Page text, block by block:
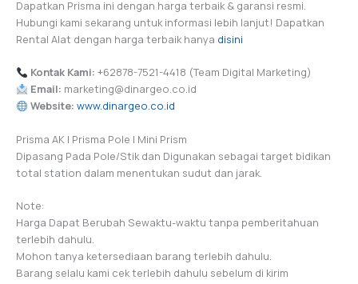
Dapatkan Prisma ini dengan harga terbaik & garansi resmi.
Hubungi kami sekarang untuk informasi lebih lanjut! Dapatkan
Rental Alat dengan harga terbaik hanya disini
Kontak Kami: +62878-7521-4418 (Team Digital Marketing)
Email: marketing@dinargeo.co.id
Website: www.dinargeo.co.id
Prisma AK | Prisma Pole | Mini Prism
Dipasang Pada Pole/Stik dan Digunakan sebagai target bidikan
total station dalam menentukan sudut dan jarak.
Note:
Harga Dapat Berubah Sewaktu-waktu tanpa pemberitahuan
terlebih dahulu.
Mohon tanya ketersediaan barang terlebih dahulu.
Barang selalu kami cek terlebih dahulu sebelum di kirim